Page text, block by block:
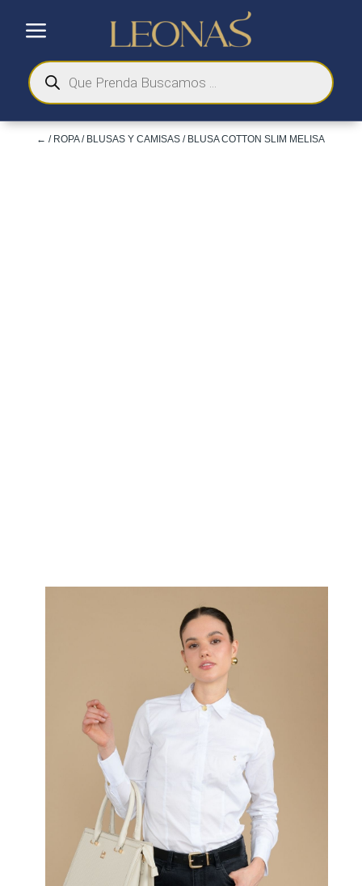
a
Búsqueda
de
productos
← / ROPA/ BLUSAS Y CAMISAS / BLUSA COTTON SLIM MELISA